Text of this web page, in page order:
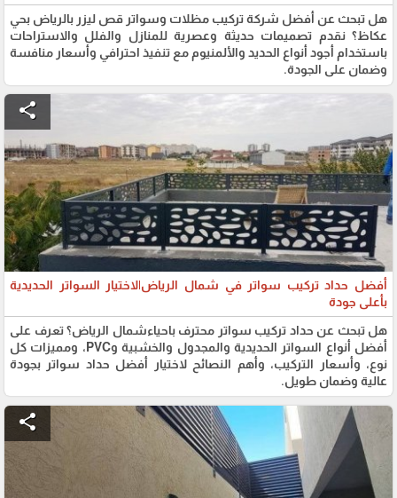
هل تبحث عن أفضل شركة تركيب مظلات وسواتر قص ليزر بالرياض بحي
عكاظ؟ نقدم تصميمات حديثة وعصرية للمنازل والفلل والاستراحات
باستخدام أجود أنواع الحديد والألمنيوم مع تنفيذ احترافي وأسعار منافسة
وضمان على الجودة.
share
أفضل حداد تركيب سواتر في شمال الرياض|لاختيار السواتر الحديدية
بأعلى جودة
هل تبحث عن حداد تركيب سواتر محترف باحياءشمال الرياض؟ تعرف على
أفضل أنواع السواتر الحديدية والمجدول والخشبية وPVC، ومميزات كل
نوع، وأسعار التركيب، وأهم النصائح لاختيار أفضل حداد سواتر بجودة
عالية وضمان طويل.
share